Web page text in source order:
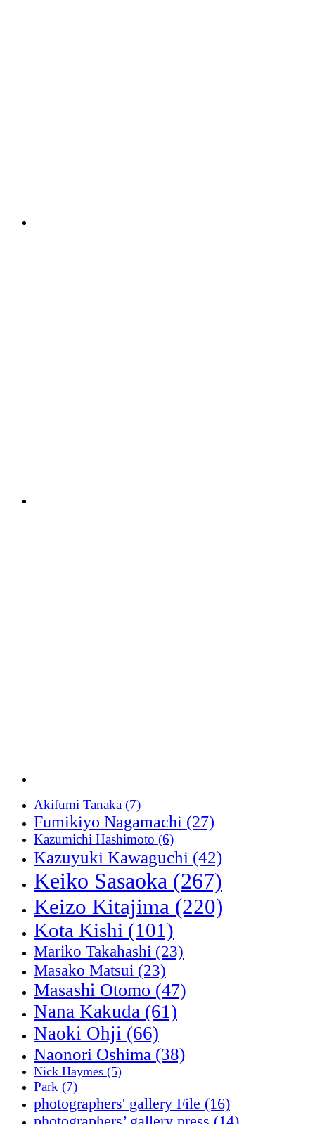
Akifumi Tanaka (7)
Fumikiyo Nagamachi (27)
Kazumichi Hashimoto (6)
Kazuyuki Kawaguchi (42)
Keiko Sasaoka (267)
Keizo Kitajima (220)
Kota Kishi (101)
Mariko Takahashi (23)
Masako Matsui (23)
Masashi Otomo (47)
Nana Kakuda (61)
Naoki Ohji (66)
Naonori Oshima (38)
Nick Haymes (5)
Park (7)
photographers' gallery File (16)